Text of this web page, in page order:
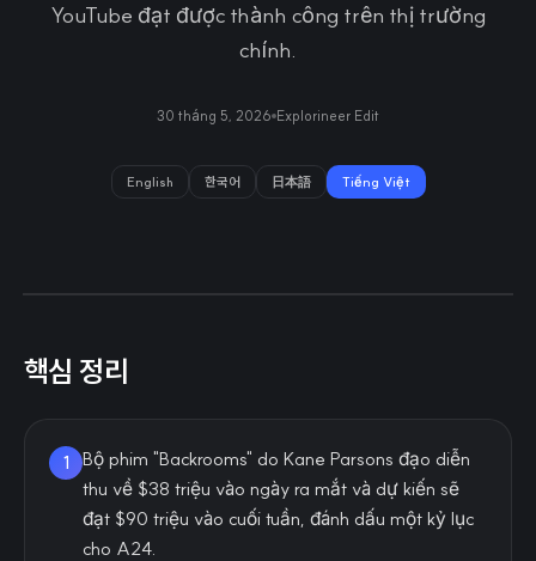
YouTube đạt được thành công trên thị trường
chính.
30 tháng 5, 2026 Explorineer Edit
English 한국어 日本語 Tiếng Việt
핵심 정리
1
Bộ phim "Backrooms" do Kane Parsons đạo diễn
thu về $38 triệu vào ngày ra mắt và dự kiến sẽ
đạt $90 triệu vào cuối tuần, đánh dấu một kỷ lục
cho A24.